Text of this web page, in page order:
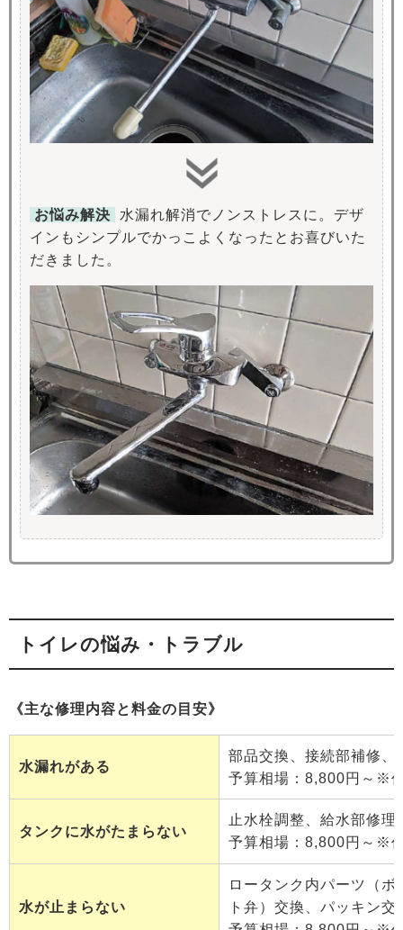
お悩み解決
水漏れ解消でノンストレスに。デザ
インもシンプルでかっこよくなったとお喜びいた
だきました。
トイレの悩み・トラブル
《主な修理内容と料金の目安》
水漏れがある
部品交換、接続部補修、
予算相場：8,800円～※
タンクに水がたまらない
止水栓調整、給水部修
予算相場：8,800円～※
水が止まらない
ロータンク内パーツ（
ト弁）交換、パッキン交